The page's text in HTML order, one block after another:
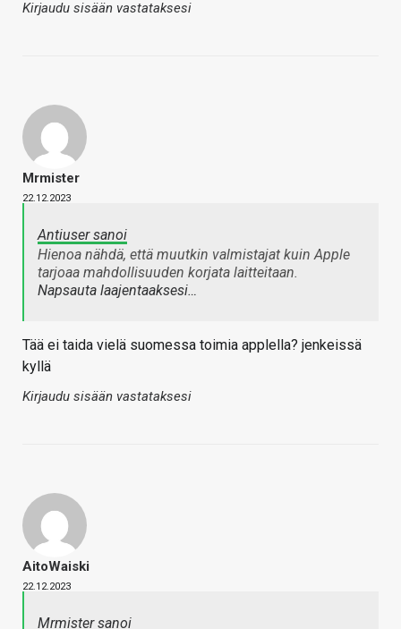
Kirjaudu sisään vastataksesi
Mrmister
22.12.2023
Antiuser sanoi
Hienoa nähdä, että muutkin valmistajat kuin Apple
tarjoaa mahdollisuuden korjata laitteitaan.
Napsauta laajentaaksesi…
Tää ei taida vielä suomessa toimia applella? jenkeissä
kyllä
Kirjaudu sisään vastataksesi
AitoWaiski
22.12.2023
Mrmister sanoi